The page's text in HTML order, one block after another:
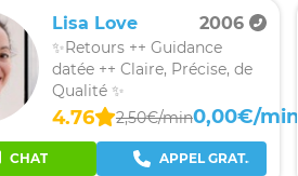
Lisa Love 2006
✨Retours ++ Guidance
datée ++ Claire, Précise, de
Qualité ✨
4.76 2,50€/min0,00€/min
CHAT APPEL GRATUIT